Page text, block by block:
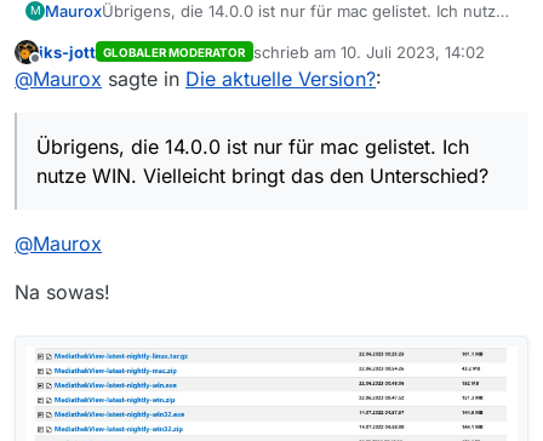
M MauroxÜbrigens, die 14.0.0 ist nur für mac gelistet. Ich nutze
Offline
iks-jott GLOBALER MODERATOR schrieb am 10. Juli 2023, 14:02
zuletzt editiert von
@Maurox sagte in Die aktuelle Version?:
Übrigens, die 14.0.0 ist nur für mac gelistet. Ich
nutze WIN. Vielleicht bringt das den Unterschied?
@Maurox
Na sowas!